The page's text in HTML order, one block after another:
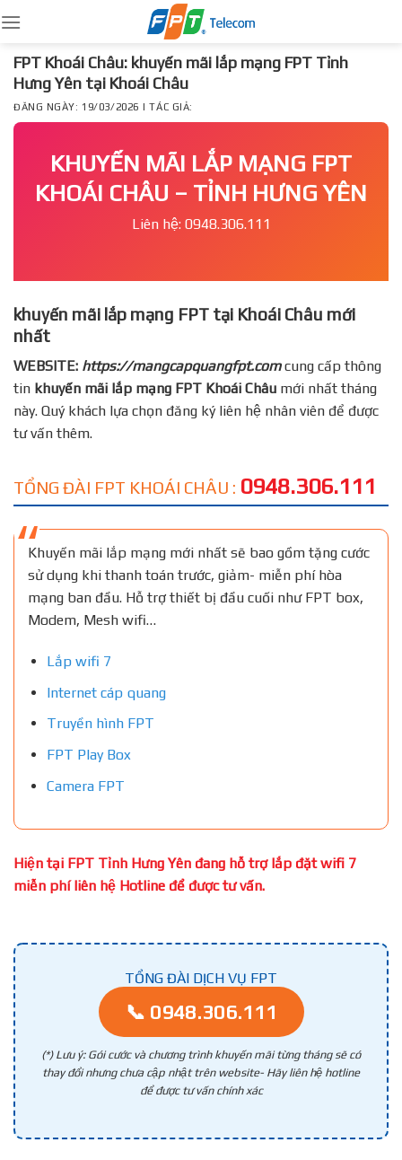
to
content
FPT Khoái Châu: khuyến mãi lắp mạng FPT Tỉnh
Hưng Yên tại Khoái Châu
ĐĂNG NGÀY: 19/03/2026 | TÁC GIẢ:
KHUYẾN MÃI LẮP MẠNG FPT
KHOÁI CHÂU – TỈNH HƯNG YÊN
Liên hệ: 0948.306.111
khuyến mãi lắp mạng FPT tại Khoái Châu mới
nhất
WEBSITE: https://mangcapquangfpt.comcung cấp thông
tin khuyến mãi lắp mạng FPT Khoái Châu mới nhất tháng
này. Quý khách lựa chọn đăng ký liên hệ nhân viên để được
tư vấn thêm.
TỔNG ĐÀI FPT KHOÁI CHÂU : 0948.306.111
Khuyến mãi lắp mạng mới nhất sẽ bao gồm tặng cước
sử dụng khi thanh toán trước, giảm- miễn phí hòa
mạng ban đầu. Hỗ trợ thiết bị đầu cuối như FPT box,
Modem, Mesh wifi…
Lắp wifi 7
Internet cáp quang
Truyền hình FPT
FPT Play Box
Camera FPT
Hiện tại FPT Tỉnh Hưng Yên đang hỗ trợ lắp đặt wifi 7
miễn phí liên hệ Hotline để được tư vấn.
TỔNG ĐÀI DỊCH VỤ FPT
📞 0948.306.111
(*) Lưu ý: Gói cước và chương trình khuyến mãi từng tháng sẽ có
thay đổi nhưng chưa cập nhật trên website- Hãy liên hệ hotline
để được tư vấn chính xác